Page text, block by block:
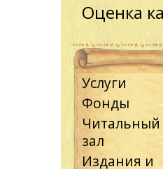
Оценка
Услуги
Фонды
Читальный
зал
Издания и